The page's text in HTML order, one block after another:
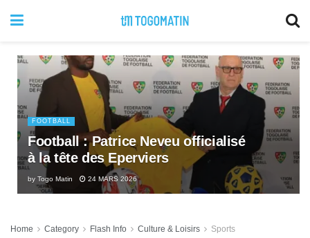
FOOTBALL
Football : Patrice Neveu officialisé
à la tête des Eperviers
by Togo Matin 24 MARS 2026
Home Category Flash Info Culture & Loisirs Sports